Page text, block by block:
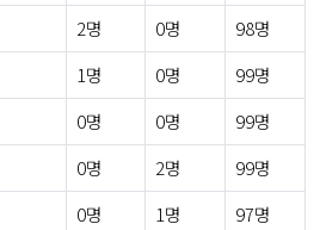
2명 0명
98명
1명 0명
99명
0명 0명
99명
0명 2명
99명
0명 1명
97명